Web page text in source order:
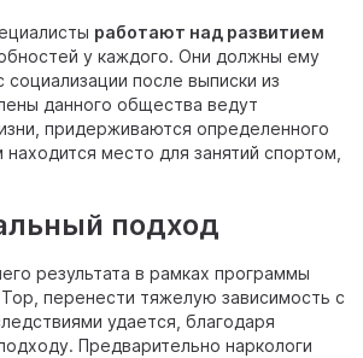
работают над развитием
у каждого. Они должны ему
социализации после выписки из
данного общества ведут
придерживаются определенного
находится место для занятий спортом,
подход
результата в рамках программы
перенести тяжелую зависимость с
удается, благодаря
Предварительно наркологи